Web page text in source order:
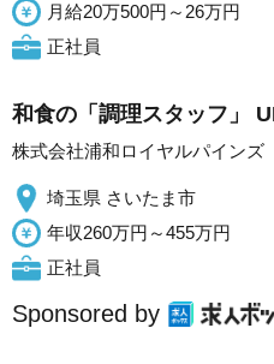
月給20万500円～26万円
正社員
和食の「調理スタッフ」
株式会社浦和ロイヤルパインズ
埼玉県 さいたま市
年収260万円～455万円
正社員
Sponsored by